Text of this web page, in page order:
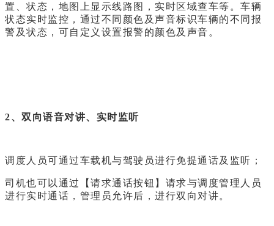
置、状态，地图上显示线路图，实时区域查车等。车辆
状态实时监控，通过不同颜色及声音标识车辆的不同报
警及状态，可自定义设置报警的颜色及声音。
2、双向语音对讲、实时监听
调度人员可通过车载机与驾驶员进行免提通话及监听；
司机也可以通过【请求通话按钮】请求与调度管理人员
进行实时通话，管理员允许后，进行双向对讲。